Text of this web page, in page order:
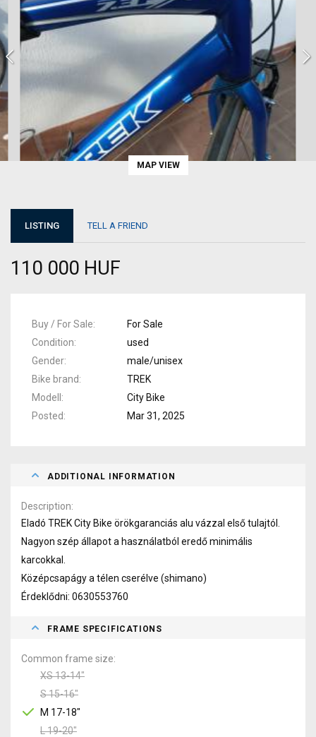
MAP VIEW
LISTING TELL A FRIEND
110 000 HUF
Buy / For Sale
For Sale
Condition
used
Gender
male/unisex
Bike brand
TREK
Modell
City Bike
Posted
Mar 31, 2025
ADDITIONAL INFORMATION
Description
Eladó TREK City Bike örökgaranciás alu vázzal első tulajtól.
Nagyon szép állapot a használatból eredő minimális
karcokkal.
Középcsapágy a télen cserélve (shimano)
Érdeklődni: 0630553760
FRAME SPECIFICATIONS
Common frame size
XS 13-14"
S 15-16"
M 17-18"
L 19-20"